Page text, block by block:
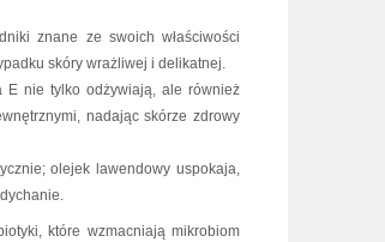
znane ze swoich właściwości
skóry wrażliwej i delikatnej.
E nie tylko odżywiają, ale również
nadając skórze zdrowy
olejek lawendowy uspokaja,
które wzmacniają mikrobiom